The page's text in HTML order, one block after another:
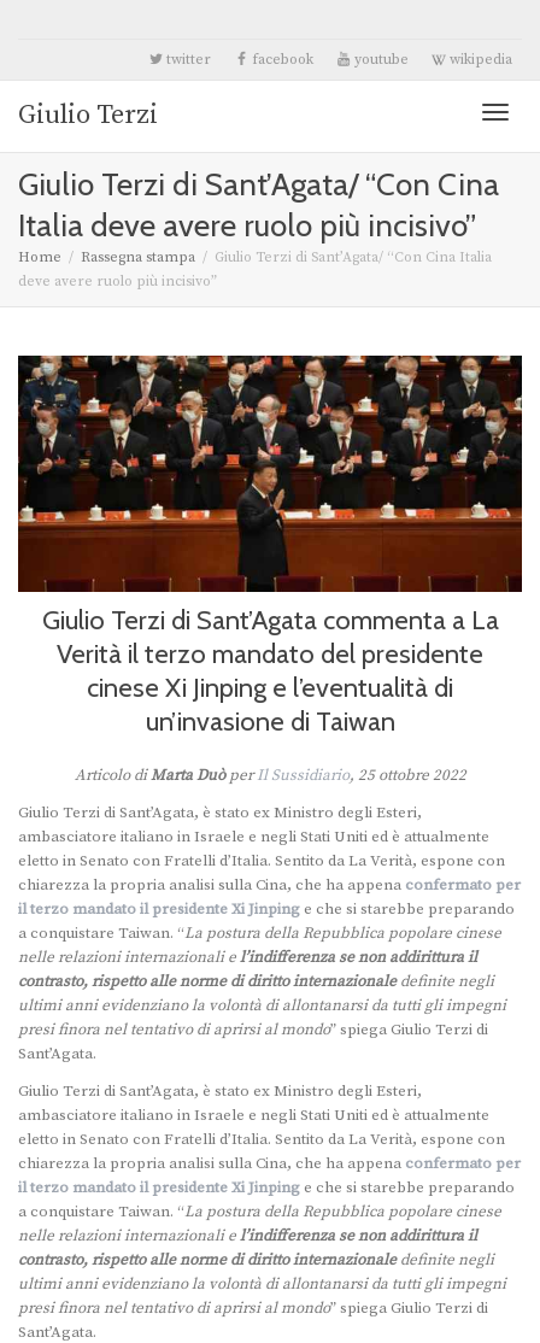
twitter facebook youtube wikipedia
Giulio Terzi
Giulio Terzi di Sant’Agata/ “Con Cina
Italia deve avere ruolo più incisivo”
Home Rassegna stampa
Giulio Terzi di Sant’Agata/ “Con Cina Italia
deve avere ruolo più incisivo”
Giulio Terzi di Sant’Agata commenta a La
Verità il terzo mandato del presidente
cinese Xi Jinping e l’eventualità di
un’invasione di Taiwan
Articolo diMarta DuòperIl Sussidiario, 25 ottobre 2022
Giulio Terzi di Sant’Agata, è stato ex Ministro degli Esteri,
ambasciatore italiano in Israele e negli Stati Uniti ed è attualmente
eletto in Senato con Fratelli d’Italia. Sentito da La Verità, espone con
chiarezza la propria analisi sulla Cina, che ha appena confermato per
il terzo mandato il presidente Xi Jinping e che si starebbe preparando
a conquistare Taiwan. “La postura della Repubblica popolare cinese
nelle relazioni internazionali el’indifferenza se non addirittura il
contrasto, rispetto alle norme di diritto internazionaledefinite negli
ultimi anni evidenziano la volontà di allontanarsi da tutti gli impegni
presi finora nel tentativo di aprirsi al mondo” spiega Giulio Terzi di
Sant’Agata.
Giulio Terzi di Sant’Agata, è stato ex Ministro degli Esteri,
ambasciatore italiano in Israele e negli Stati Uniti ed è attualmente
eletto in Senato con Fratelli d’Italia. Sentito da La Verità, espone con
chiarezza la propria analisi sulla Cina, che ha appena confermato per
il terzo mandato il presidente Xi Jinping e che si starebbe preparando
a conquistare Taiwan. “La postura della Repubblica popolare cinese
nelle relazioni internazionali el’indifferenza se non addirittura il
contrasto, rispetto alle norme di diritto internazionaledefinite negli
ultimi anni evidenziano la volontà di allontanarsi da tutti gli impegni
presi finora nel tentativo di aprirsi al mondo” spiega Giulio Terzi di
Sant’Agata.